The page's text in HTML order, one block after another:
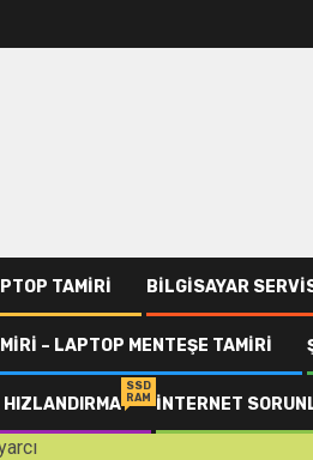
TAMIRI BILGISAYAR
– LAPTOP MENTEŞE TAMIRI
HIZLANDIRMA
SSD
RAM
İNTERNET